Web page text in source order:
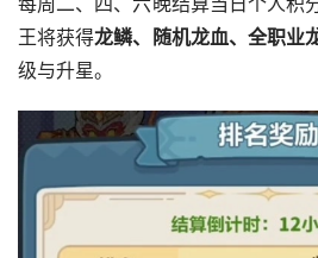
王将获得龙鳞、随机龙血、全职业
级与升星。